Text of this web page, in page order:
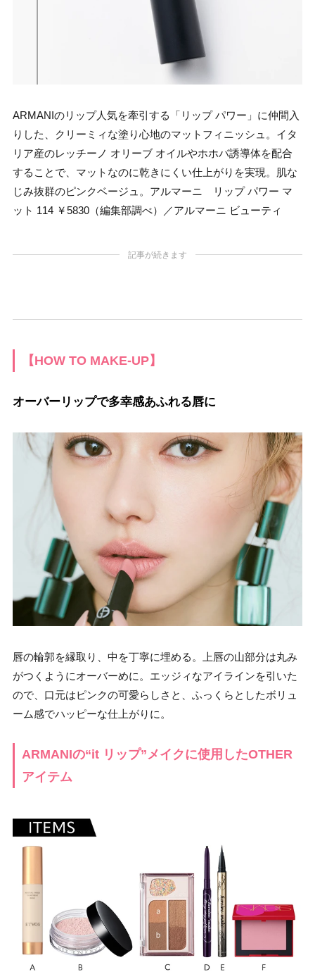
ARMANIのリップ人気を牽引する「リップ パワー」に仲間入
りした、クリーミィな塗り心地のマットフィニッシュ。イタ
リア産のレッチーノ オリーブ オイルやホホバ誘導体を配合
することで、マットなのに乾きにくい仕上がりを実現。肌な
じみ抜群のピンクベージュ。アルマーニ リップ パワー マ
ット 114 ￥5830（編集部調べ）／アルマーニ ビューティ
記事が続きます
【HOW TO MAKE-UP】
オーバーリップで多幸感あふれる唇に
唇の輪郭を縁取り、中を丁寧に埋める。上唇の山部分は丸み
がつくようにオーバーめに。エッジィなアイラインを引いた
ので、口元はピンクの可愛らしさと、ふっくらとしたボリュ
ーム感でハッピーな仕上がりに。
ARMANIの“it リップ”メイクに使用したOTHER
アイテム